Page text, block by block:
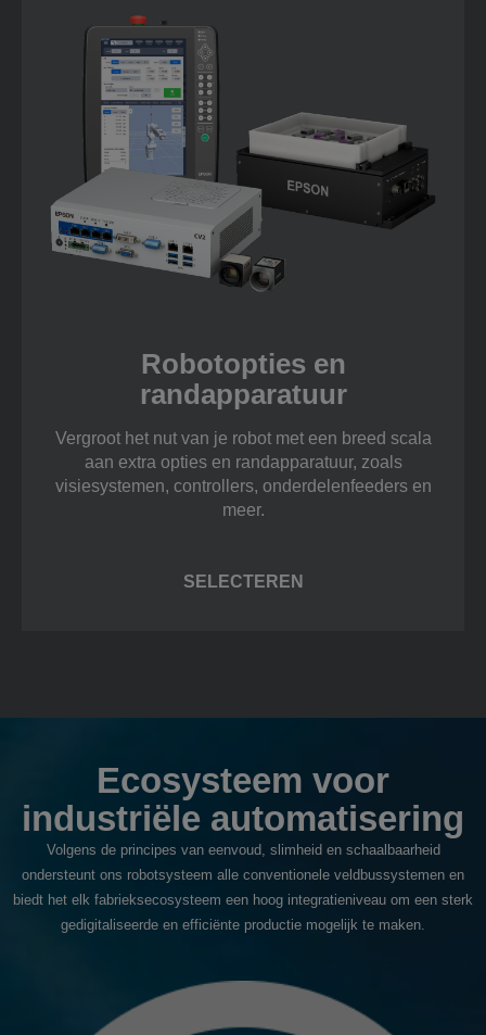
Robotopties en
randapparatuur
Vergroot het nut van je robot met een breed scala
aan extra opties en randapparatuur, zoals
visiesystemen, controllers, onderdelenfeeders en
meer.
SELECTEREN
Ecosysteem voor
industriële automatisering
Volgens de principes van eenvoud, slimheid en schaalbaarheid
ondersteunt ons robotsysteem alle conventionele veldbussystemen en
biedt het elk fabrieksecosysteem een hoog integratieniveau om een sterk
gedigitaliseerde en efficiënte productie mogelijk te maken.